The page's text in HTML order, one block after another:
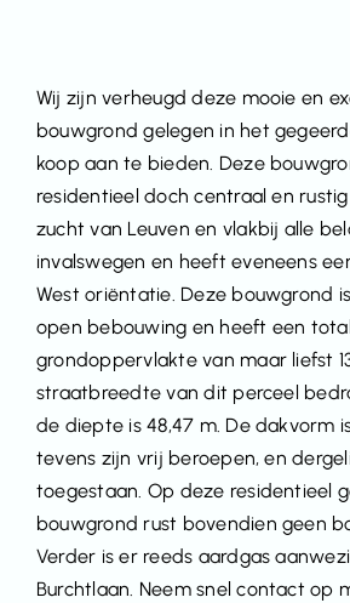
Wij zijn verheugd deze mooie en
bouwgrond gelegen in het
koop aan te bieden. Deze
residentieel doch centraal en
zucht van Leuven en vlakbij alle
invalswegen en heeft eveneens
West oriëntatie. Deze bouwgrond
open bebouwing en heeft een
grondoppervlakte van maar liefst
straatbreedte van dit perceel
de diepte is 48,47 m. De dakvorm
tevens zijn vrij beroepen, en
toegestaan. Op deze residentieel
bouwgrond rust bovendien geen
Verder is er reeds aardgas
Burchtlaan. Neem snel contact op